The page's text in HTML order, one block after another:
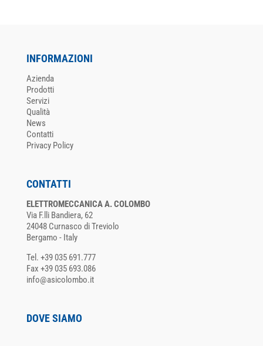
INFORMAZIONI
Azienda
Prodotti
Servizi
Qualità
News
Contatti
Privacy Policy
CONTATTI
ELETTROMECCANICA A. COLOMBO
Via F.lli Bandiera, 62
24048 Curnasco di Treviolo
Bergamo - Italy
Tel. +39 035 691.777
Fax +39 035 693.086
info@asicolombo.it
DOVE SIAMO